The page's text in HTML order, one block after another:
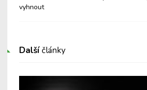
vyhnout
Dalšíčlánky